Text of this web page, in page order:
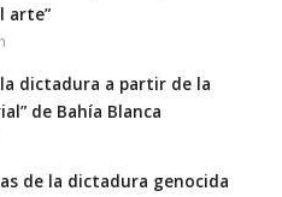
arte”
la dictadura a partir de la
de Bahía Blanca
de la dictadura genocida